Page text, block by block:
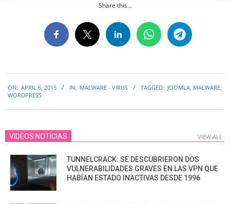
Share this...
04-
ON: APRIL 6, 2015 IN: MALWARE - VIRUS TAGGED: JOOMLA, MALWARE,
WORDPRESS
VIDEOS NOTICIAS VIEW ALL
TUNNELCRACK: SE DESCUBRIERON DOS
VULNERABILIDADES GRAVES EN LAS VPN QUE
HABÍAN ESTADO INACTIVAS DESDE 1996